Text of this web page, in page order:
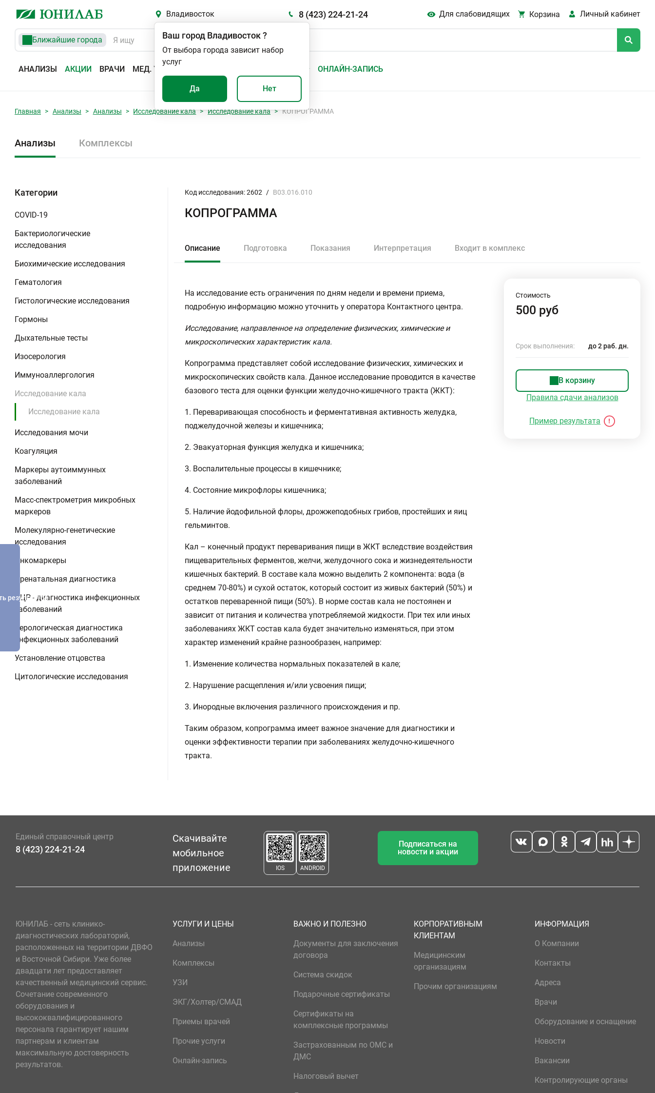
Владивосток 8 (423) 224-21-24 Для слабовидящих Корзина Личный кабинет
Ближайшие города
АНАЛИЗЫ АКЦИИ ВРАЧИ МЕД. УСЛУГИ ОНЛАЙН-ЗАПИСЬ
Ваш город Владивосток?
От выбора города зависит набор
услуг
Да Нет
Главная Анализы Анализы Исследование кала Исследование кала КОПРОГРАММА
Анализы Комплексы
Категории
COVID-19
Бактериологические
исследования
Биохимические исследования
Гематология
Гистологические исследования
Гормоны
Дыхательные тесты
Изосерология
Иммуноаллергология
Исследование кала
Исследование кала
Исследования мочи
Коагуляция
Маркеры аутоиммунных
заболеваний
Масс-спектрометрия микробных
маркеров
Молекулярно-генетические
исследования
Онкомаркеры
Пренатальная диагностика
ПЦР - диагностика инфекционных
заболеваний
Серологическая диагностика
инфекционных заболеваний
Установление отцовства
Цитологические исследования
Код исследования: 2602 / B03.016.010
КОПРОГРАММА
Описание Подготовка Показания Интерпретация Входит в комплекс
На исследование есть ограничения по дням недели и времени приема,
подробную информацию можно уточнить у оператора Контактного центра.
Исследование, направленное на определение физических, химические и
микроскопических характеристик кала.
Копрограмма представляет собой исследование физических, химических и
микроскопических свойств кала. Данное исследование проводится в качестве
базового теста для оценки функции желудочно-кишечного тракта (ЖКТ):
1. Переваривающая способность и ферментативная активность желудка,
поджелудочной железы и кишечника;
2. Эвакуаторная функция желудка и кишечника;
3. Воспалительные процессы в кишечнике;
4. Состояние микрофлоры кишечника;
5. Наличие йодофильной флоры, дрожжеподобных грибов, простейших и яиц
гельминтов.
Кал – конечный продукт переваривания пищи в ЖКТ вследствие воздействия
пищеварительных ферментов, желчи, желудочного сока и жизнедеятельности
кишечных бактерий. В составе кала можно выделить 2 компонента: вода (в
среднем 70-80%) и сухой остаток, который состоит из живых бактерий (50%) и
остатков переваренной пищи (50%). В норме состав кала не постоянен и
зависит от питания и количества употребляемой жидкости. При тех или иных
заболеваниях ЖКТ состав кала будет значительно изменяться, при этом
характер изменений крайне разнообразен, например:
1. Изменение количества нормальных показателей в кале;
2. Нарушение расщепления и/или усвоения пищи;
3. Инородные включения различного происхождения и пр.
Таким образом, копрограмма имеет важное значение для диагностики и
оценки эффективности терапии при заболеваниях желудочно-кишечного
тракта.
Стоимость
500 руб
Срок выполнения: до 2 раб. дн.
В корзину
Правила сдачи анализов
Пример результата
результатов
Единый справочный центр
8 (423) 224-21-24
Скачивайте
мобильное
приложение
IOS ANDROID
Подписаться на
новости и акции
ЮНИЛАБ - сеть клинико-
диагностических лабораторий,
расположенных на территории ДВФО
и Восточной Сибири. Уже более
двадцати лет предоставляет
качественный медицинский сервис.
Сочетание современного
оборудования и
высококвалифицированного
персонала гарантирует нашим
партнерам и клиентам
максимальную достоверность
результатов.
УСЛУГИ И ЦЕНЫ
Анализы
Комплексы
УЗИ
ЭКГ/Холтер/СМАД
Приемы врачей
Прочие услуги
Онлайн-запись
ВАЖНО И ПОЛЕЗНО
Документы для заключения
договора
Система скидок
Подарочные сертификаты
Сертификаты на
комплексные программы
Застрахованным по ОМС и
ДМС
Налоговый вычет
КОРПОРАТИВНЫМ
КЛИЕНТАМ
Медицинским
организациям
Прочим организациям
ИНФОРМАЦИЯ
О Компании
Контакты
Адреса
Врачи
Оборудование и оснащение
Новости
Вакансии
Контролирующие органы